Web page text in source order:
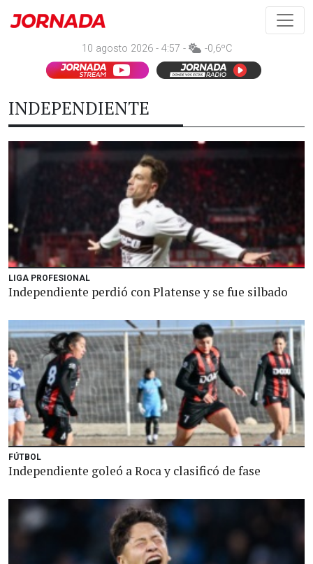
10 agosto 2026 - 4:57 - -0,6ºC
INDEPENDIENTE
LIGA PROFESIONAL
Independiente perdió con Platense y se fue silbado
FÚTBOL
Independiente goleó a Roca y clasificó de fase